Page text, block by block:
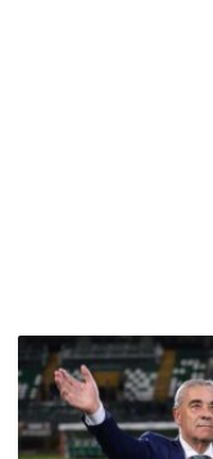
Caserta
sempre
in
pole,
ma